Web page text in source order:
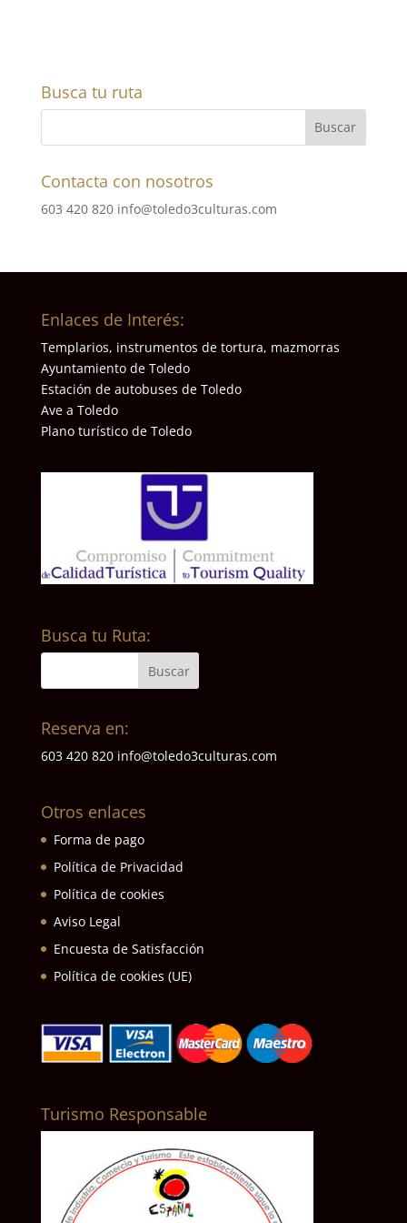
Busca tu ruta
Contacta con nosotros
603 420 820 info@toledo3culturas.com
Enlaces de Interés:
Templarios, instrumentos de tortura, mazmorras
Ayuntamiento de Toledo
Estación de autobuses de Toledo
Ave a Toledo
Plano turístico de Toledo
Busca tu Ruta:
Reserva en:
603 420 820 info@toledo3culturas.com
Otros enlaces
Forma de pago
Política de Privacidad
Política de cookies
Aviso Legal
Encuesta de Satisfacción
Política de cookies (UE)
Turismo Responsable